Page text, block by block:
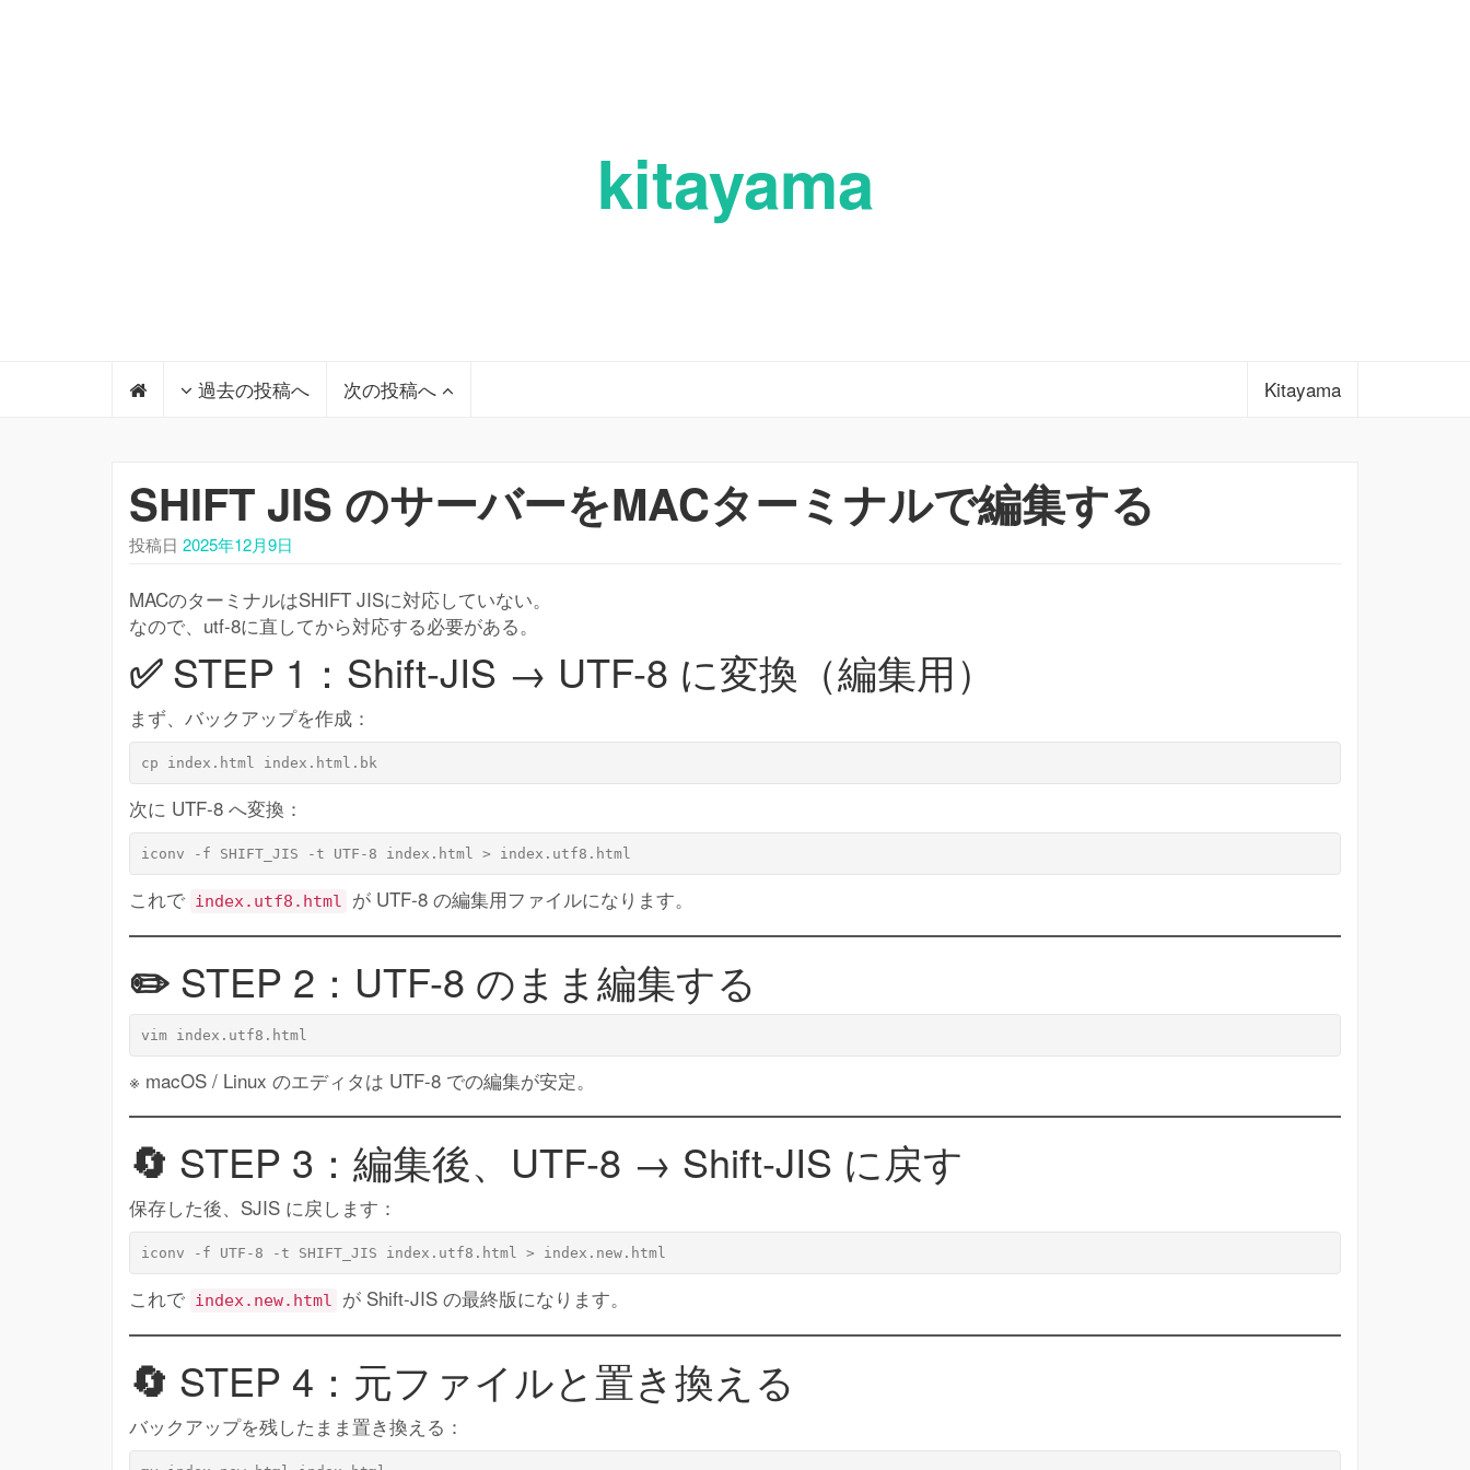
kitayama
過去の投稿へ 次の投稿へ Kitayama
SHIFT JIS のサーバーをMACターミナルで編集する
投稿日 2025年12月9日
MACのターミナルはSHIFT JISに対応していない。
なので、utf-8に直してから対応する必要がある。
✅STEP 1：Shift-JIS → UTF-8 に変換（編集用）
まず、バックアップを作成：
次に UTF-8 へ変換：
これで index.utf8.html が UTF-8 の編集用ファイルになります。
✏️ STEP 2：UTF-8 のまま編集する
※ macOS / Linux のエディタは UTF-8 での編集が安定。
🔄 STEP 3：編集後、UTF-8 → Shift-JIS に戻す
保存した後、SJIS に戻します：
これで index.new.html が Shift-JIS の最終版になります。
🔄 STEP 4：元ファイルと置き換える
バックアップを残したまま置き換える：